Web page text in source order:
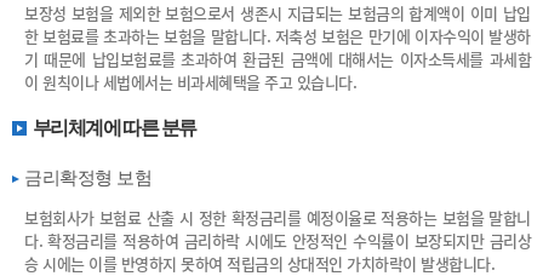
보장성 보험을 제외한 보험으로서 생존시 지급되는 보험금의 합계액이 이미 납입
한 보험료를 초과하는 보험을 말합니다. 저축성 보험은 만기에 이자수익이 발생하
기 때문에 납입보험료를 초과하여 환급된 금액에 대해서는 이자소득세를 과세함
이 원칙이나 세법에서는 비과세혜택을 주고 있습니다.
부리체계에 따른 분류
금리확정형 보험
보험회사가 보험료 산출 시 정한 확정금리를 예정이율로 적용하는 보험을 말합니
다. 확정금리를 적용하여 금리하락 시에도 안정적인 수익률이 보장되지만 금리상
승 시에는 이를 반영하지 못하여 적립금의 상대적인 가치하락이 발생합니다.